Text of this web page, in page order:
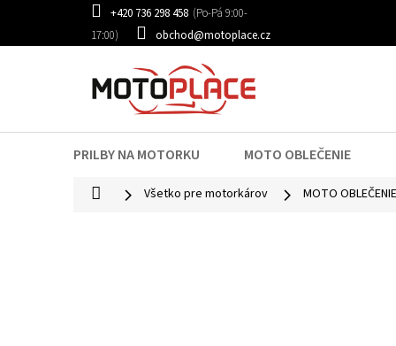
+420 736 298 458
obchod@motoplace.cz
PRILBY NA MOTORKU MOTO OBLEČENIE
DomovVšetko pre motorkárov MOTO OBLEČENIE